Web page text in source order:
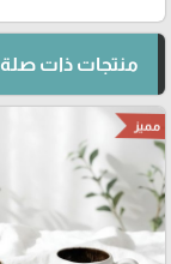
منتجات ذات صلة
مميز